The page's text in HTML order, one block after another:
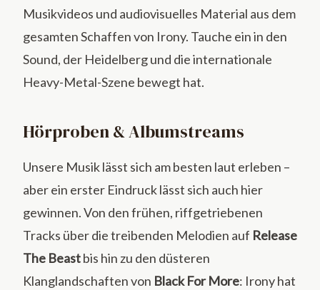
Musikvideos und audiovisuelles Material aus dem
gesamten Schaffen von Irony. Tauche ein in den
Sound, der Heidelberg und die internationale
Heavy-Metal-Szene bewegt hat.
Hörproben & Albumstreams
Unsere Musik lässt sich am besten laut erleben –
aber ein erster Eindruck lässt sich auch hier
gewinnen. Von den frühen, riffgetriebenen
Tracks über die treibenden Melodien auf Release
The Beastbis hin zu den düsteren
Klanglandschaften von Black For More: Irony hat